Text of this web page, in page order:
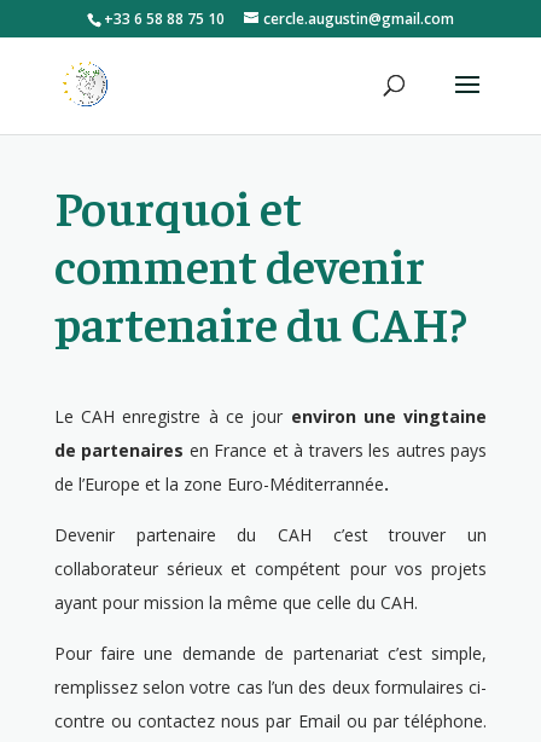
+33 6 58 88 75 10 cercle.augustin@gmail.com
Pourquoi et
comment devenir
partenaire du CAH?
Le CAH enregistre à ce jour environ une vingtaine
de partenaires en France et à travers les autres pays
de l’Europe et la zone Euro-Méditerrannée.
Devenir partenaire du CAH c’est trouver un
collaborateur sérieux et compétent pour vos projets
ayant pour mission la même que celle du CAH.
Pour faire une demande de partenariat c’est simple,
remplissez selon votre cas l’un des deux formulaires ci-
contre ou contactez nous par Email ou par téléphone.